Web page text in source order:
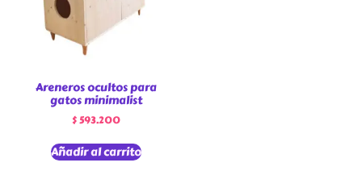
Areneros ocultos para
gatos minimalist
$593.200
Añadir al carrito